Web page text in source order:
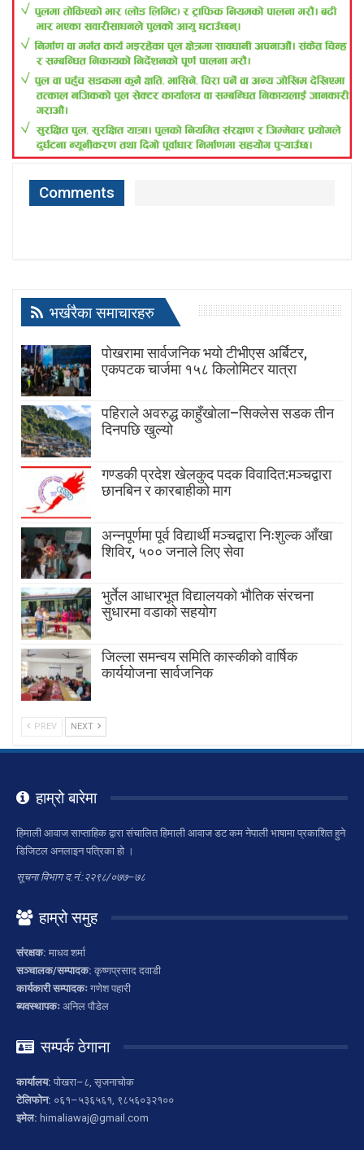
Comments
भर्खरैका समाचारहरु
पोखरामा सार्वजनिक भयो टीभीएस अर्बिटर,
एकपटक चार्जमा १५८ किलोमिटर यात्रा
पहिराले अवरुद्ध काहुँखोला–सिक्लेस सडक तीन
दिनपछि खुल्यो
गण्डकी प्रदेश खेलकुद पदक विवादित:मञ्चद्वारा
छानबिन र कारबाहीको माग
अन्नपूर्णमा पूर्व विद्यार्थी मञ्चद्वारा निःशुल्क आँखा
शिविर, ५०० जनाले लिए सेवा
भुर्तेल आधारभूत विद्यालयको भौतिक संरचना
सुधारमा वडाको सहयोग
जिल्ला समन्वय समिति कास्कीको वार्षिक
कार्ययोजना सार्वजनिक
PREV NEXT
हाम्रो बारेमा
हिमाली आवाज साप्ताहिक द्वारा संचालित हिमाली आवाज डट कम नेपाली भाषामा प्रकाशित हुने
डिजिटल अनलाइन पत्रिका हो ।
सूचना विभाग द.नं.:२२९८/०७७–७८
हाम्रो समुह
संरक्षक: माधव शर्मा
सञ्चालक/सम्पादक: कृष्णप्रसाद दवाडी
कार्यकारी सम्पादकः गणेश पहारी
ब्यवस्थापकः अनिल पौडेल
सम्पर्क ठेगाना
कार्यालय: पोखरा–८, सृजनाचोक
टेलिफोन: ०६१–५३६५६१, ९८५६०३२१००
इमेल: himaliawaj@gmail.com